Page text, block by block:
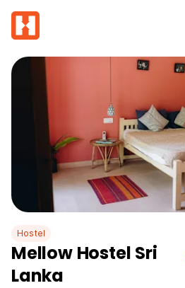
Hostel
Mellow Hostel Sri
Lanka